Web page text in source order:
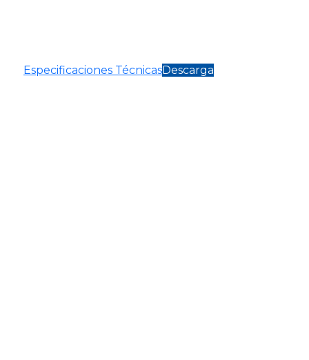
Especificaciones TécnicasDescarga